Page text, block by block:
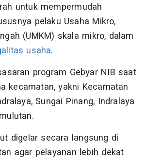
untuk mempermudah
pelaku Usaha Mikro,
(UMKM) skala mikro, dalam
usaha.
program Gebyar NIB saat
kecamatan, yakni Kecamatan
Sungai Pinang, Indralaya
digelar secara langsung di
agar pelayanan lebih dekat